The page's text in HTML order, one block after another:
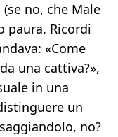
no, che Male
paura. Ricordi
«Come
una cattiva?»,
in una
un
no?